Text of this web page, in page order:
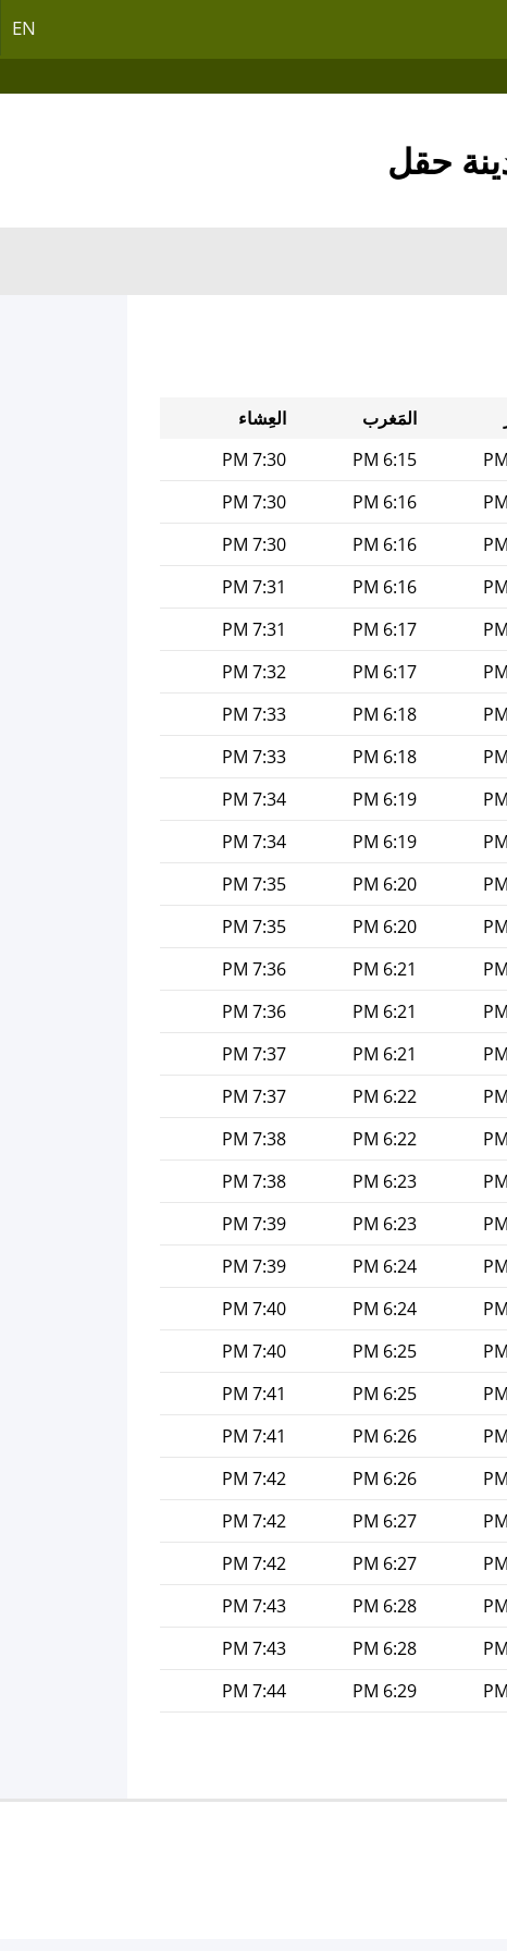
EN
المَغرب
العِشاء
6:15 PM
7:30 PM
6:16 PM
7:30 PM
6:16 PM
7:30 PM
6:16 PM
7:31 PM
6:17 PM
7:31 PM
6:17 PM
7:32 PM
6:18 PM
7:33 PM
6:18 PM
7:33 PM
6:19 PM
7:34 PM
6:19 PM
7:34 PM
6:20 PM
7:35 PM
6:20 PM
7:35 PM
6:21 PM
7:36 PM
6:21 PM
7:36 PM
6:21 PM
7:37 PM
6:22 PM
7:37 PM
6:22 PM
7:38 PM
6:23 PM
7:38 PM
6:23 PM
7:39 PM
6:24 PM
7:39 PM
6:24 PM
7:40 PM
6:25 PM
7:40 PM
6:25 PM
7:41 PM
6:26 PM
7:41 PM
6:26 PM
7:42 PM
6:27 PM
7:42 PM
6:27 PM
7:42 PM
6:28 PM
7:43 PM
6:28 PM
7:43 PM
6:29 PM
7:44 PM